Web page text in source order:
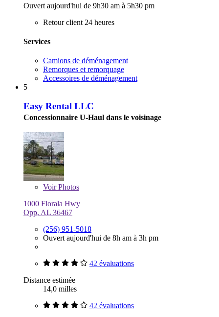
Ouvert aujourd'hui de 9h30 am à 5h30 pm
Retour client 24 heures
Services
Camions de déménagement
Remorques et remorquage
Accessoires de déménagement
5
Easy Rental LLC
Concessionnaire U-Haul dans le voisinage
VoirPhotos
1000 Florala Hwy
Opp, AL 36467
(256) 951-5018
Ouvert aujourd'hui de 8h am à 3h pm
42 évaluations
Distance estimée
14,0 milles
42 évaluations